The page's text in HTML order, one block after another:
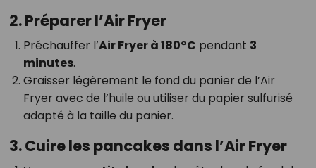
2. Préparer l’Air Fryer
Préchauffer l’Air Fryer à 180°C pendant 3
minutes.
Graisser légèrement le fond du panier de l’Air
Fryer avec de l’huile ou utiliser du papier sulfurisé
adapté à la taille du panier.
3. Cuire les pancakes dans l’Air Fryer